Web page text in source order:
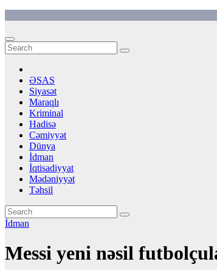
content
ƏSAS
Siyasət
Maraqlı
Kriminal
Hadisə
Cəmiyyət
Dünya
İdman
İqtisadiyyat
Mədəniyyət
Təhsil
İdman
Messi yeni nəsil